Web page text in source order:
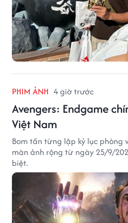
PHIM ẢNH 4 giờ trước
Avengers: Endgame
Việt Nam
Bom tấn từng lập kỷ lục phòng
màn ảnh rộng từ ngày 25/9/
biệt.